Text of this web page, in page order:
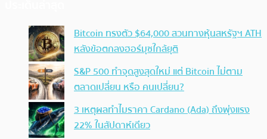
Bitcoin ทรงตัว $64,000 สวนทางหุ้นสหรัฐฯ ATH
หลังข้อตกลงฮอร์มุซใกล้ยุติ
S&P 500 ทำจุดสูงสุดใหม่ แต่ Bitcoin ไม่ตาม
ตลาดเปลี่ยน หรือ คนเปลี่ยน?
3 เหตุผลทำไมราคา Cardano (Ada) ถึงพุ่งแรง
22% ในสัปดาห์เดียว